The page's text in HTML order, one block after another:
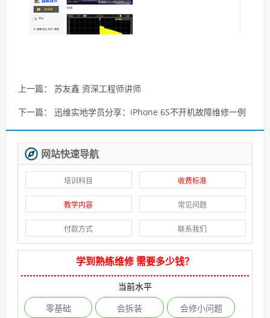
上一篇： 苏友鑫 资深工程师讲师
下一篇： 迅维实地学员分享：iPhone 6S不开机故障维修一例
网站快速导航
培训科目 收费标准
教学内容 常见问题
付款方式 联系我们
学到熟练维修 需要多少钱？
当前水平
零基础
会拆装
会修小问题